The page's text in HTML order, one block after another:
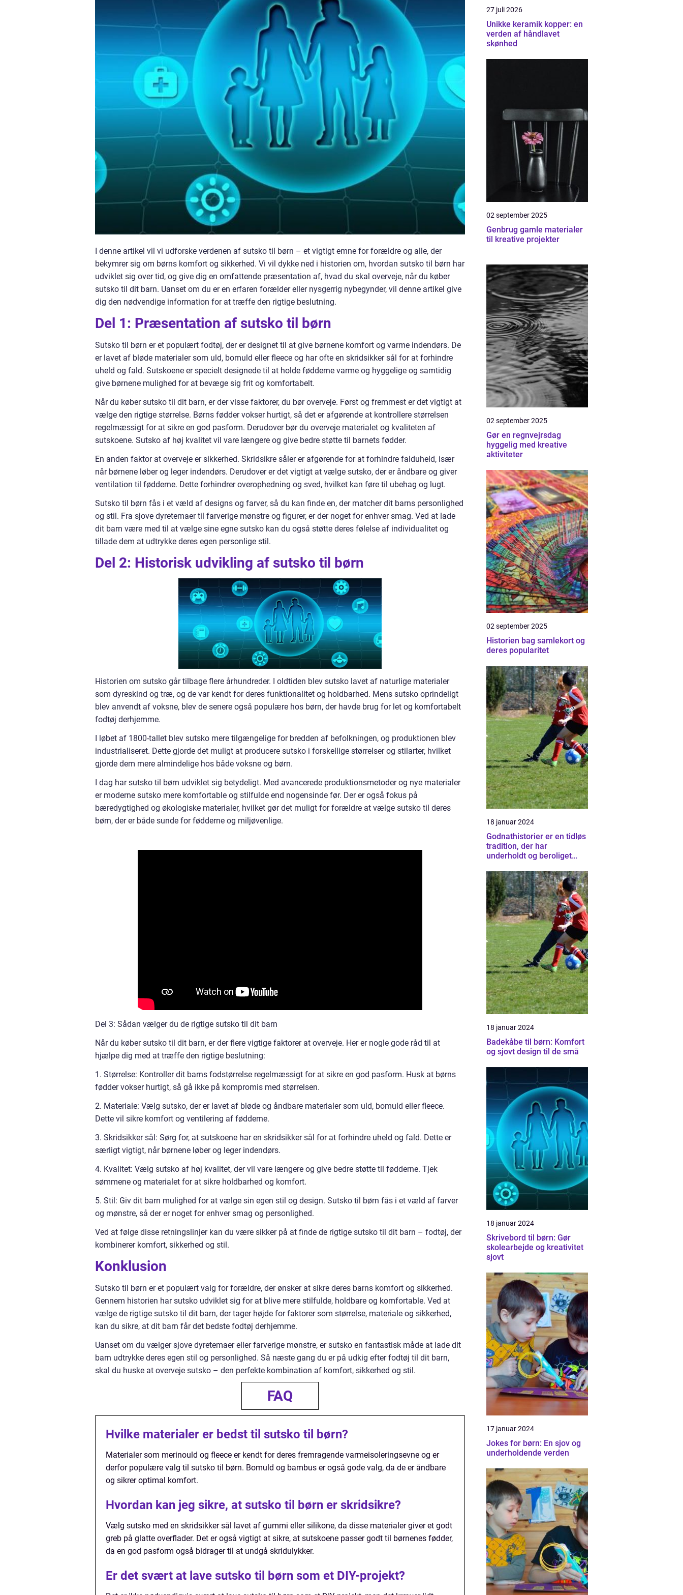
I denne artikel vil vi udforske verdenen af sutsko til børn – et vigtigt emne for forældre og alle, der
bekymrer sig om børns komfort og sikkerhed. Vi vil dykke ned i historien om, hvordan sutsko til børn har
udviklet sig over tid, og give dig en omfattende præsentation af, hvad du skal overveje, når du køber
sutsko til dit barn. Uanset om du er en erfaren forælder eller nysgerrig nybegynder, vil denne artikel give
dig den nødvendige information for at træffe den rigtige beslutning.
Del 1: Præsentation af sutsko til børn
Sutsko til børn er et populært fodtøj, der er designet til at give børnene komfort og varme indendørs. De
er lavet af bløde materialer som uld, bomuld eller fleece og har ofte en skridsikker sål for at forhindre
uheld og fald. Sutskoene er specielt designede til at holde fødderne varme og hyggelige og samtidig
give børnene mulighed for at bevæge sig frit og komfortabelt.
Når du køber sutsko til dit barn, er der visse faktorer, du bør overveje. Først og fremmest er det vigtigt at
vælge den rigtige størrelse. Børns fødder vokser hurtigt, så det er afgørende at kontrollere størrelsen
regelmæssigt for at sikre en god pasform. Derudover bør du overveje materialet og kvaliteten af
sutskoene. Sutsko af høj kvalitet vil vare længere og give bedre støtte til barnets fødder.
En anden faktor at overveje er sikkerhed. Skridsikre såler er afgørende for at forhindre falduheld, især
når børnene løber og leger indendørs. Derudover er det vigtigt at vælge sutsko, der er åndbare og giver
ventilation til fødderne. Dette forhindrer overophedning og sved, hvilket kan føre til ubehag og lugt.
Sutsko til børn fås i et væld af designs og farver, så du kan finde en, der matcher dit barns personlighed
og stil. Fra sjove dyretemaer til farverige mønstre og figurer, er der noget for enhver smag. Ved at lade
dit barn være med til at vælge sine egne sutsko kan du også støtte deres følelse af individualitet og
tillade dem at udtrykke deres egen personlige stil.
Del 2: Historisk udvikling af sutsko til børn
Historien om sutsko går tilbage flere århundreder. I oldtiden blev sutsko lavet af naturlige materialer
som dyreskind og træ, og de var kendt for deres funktionalitet og holdbarhed. Mens sutsko oprindeligt
blev anvendt af voksne, blev de senere også populære hos børn, der havde brug for let og komfortabelt
fodtøj derhjemme.
I løbet af 1800-tallet blev sutsko mere tilgængelige for bredden af befolkningen, og produktionen blev
industrialiseret. Dette gjorde det muligt at producere sutsko i forskellige størrelser og stilarter, hvilket
gjorde dem mere almindelige hos både voksne og børn.
I dag har sutsko til børn udviklet sig betydeligt. Med avancerede produktionsmetoder og nye materialer
er moderne sutsko mere komfortable og stilfulde end nogensinde før. Der er også fokus på
bæredygtighed og økologiske materialer, hvilket gør det muligt for forældre at vælge sutsko til deres
børn, der er både sunde for fødderne og miljøvenlige.
Del 3: Sådan vælger du de rigtige sutsko til dit barn
Når du køber sutsko til dit barn, er der flere vigtige faktorer at overveje. Her er nogle gode råd til at
hjælpe dig med at træffe den rigtige beslutning:
1. Størrelse: Kontroller dit barns fodstørrelse regelmæssigt for at sikre en god pasform. Husk at børns
fødder vokser hurtigt, så gå ikke på kompromis med størrelsen.
2. Materiale: Vælg sutsko, der er lavet af bløde og åndbare materialer som uld, bomuld eller fleece.
Dette vil sikre komfort og ventilering af fødderne.
3. Skridsikker sål: Sørg for, at sutskoene har en skridsikker sål for at forhindre uheld og fald. Dette er
særligt vigtigt, når børnene løber og leger indendørs.
4. Kvalitet: Vælg sutsko af høj kvalitet, der vil vare længere og give bedre støtte til fødderne. Tjek
sømmene og materialet for at sikre holdbarhed og komfort.
5. Stil: Giv dit barn mulighed for at vælge sin egen stil og design. Sutsko til børn fås i et væld af farver
og mønstre, så der er noget for enhver smag og personlighed.
Ved at følge disse retningslinjer kan du være sikker på at finde de rigtige sutsko til dit barn – fodtøj, der
kombinerer komfort, sikkerhed og stil.
Konklusion
Sutsko til børn er et populært valg for forældre, der ønsker at sikre deres barns komfort og sikkerhed.
Gennem historien har sutsko udviklet sig for at blive mere stilfulde, holdbare og komfortable. Ved at
vælge de rigtige sutsko til dit barn, der tager højde for faktorer som størrelse, materiale og sikkerhed,
kan du sikre, at dit barn får det bedste fodtøj derhjemme.
Uanset om du vælger sjove dyretemaer eller farverige mønstre, er sutsko en fantastisk måde at lade dit
barn udtrykke deres egen stil og personlighed. Så næste gang du er på udkig efter fodtøj til dit barn,
skal du huske at overveje sutsko – den perfekte kombination af komfort, sikkerhed og stil.
FAQ
Hvilke materialer er bedst til sutsko til børn?
Materialer som merinould og fleece er kendt for deres fremragende varmeisoleringsevne og er
derfor populære valg til sutsko til børn. Bomuld og bambus er også gode valg, da de er åndbare
og sikrer optimal komfort.
Hvordan kan jeg sikre, at sutsko til børn er skridsikre?
Vælg sutsko med en skridsikker sål lavet af gummi eller silikone, da disse materialer giver et godt
greb på glatte overflader. Det er også vigtigt at sikre, at sutskoene passer godt til børnenes fødder,
da en god pasform også bidrager til at undgå skridulykker.
Er det svært at lave sutsko til børn som et DIY-projekt?
27 juli 2026
Unikke keramik kopper: en
verden af håndlavet
skønhed
02 september 2025
Genbrug gamle materialer
til kreative projekter
02 september 2025
Gør en regnvejrsdag
hyggelig med kreative
aktiviteter
02 september 2025
Historien bag samlekort og
deres popularitet
18 januar 2024
Godnathistorier er en tidløs
tradition, der har
underholdt og beroliget
18 januar 2024
Badekåbe til børn: Komfort
og sjovt design til de små
18 januar 2024
Skrivebord til børn: Gør
skolearbejde og kreativitet
sjovt
17 januar 2024
Jokes for børn: En sjov og
underholdende verden